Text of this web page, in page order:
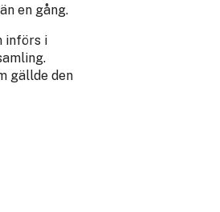
en gång.
införs i
gällde den